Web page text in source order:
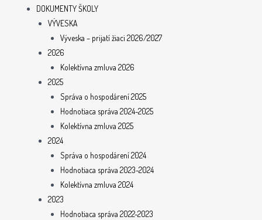
DOKUMENTY ŠKOLY
VÝVESKA
Výveska – prijatí žiaci 2026/2027
2026
Kolektívna zmluva 2026
2025
Správa o hospodárení 2025
Hodnotiaca správa 2024-2025
Kolektívna zmluva 2025
2024
Správa o hospodárení 2024
Hodnotiaca správa 2023-2024
Kolektívna zmluva 2024
2023
Hodnotiaca správa 2022-2023